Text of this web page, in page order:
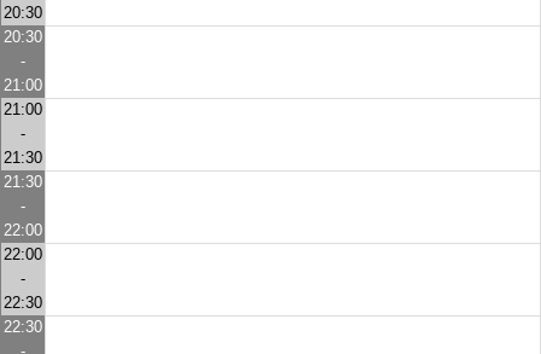
20:30
20:30
-
21:00
21:00
-
21:30
21:30
-
22:00
22:00
-
22:30
22:30